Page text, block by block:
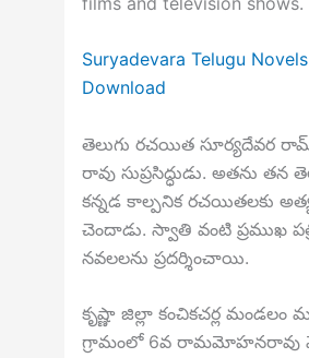
Suryadevara Telugu
Download
తెలుగు రచయిత సూర్యదేవర
రావు సుప్రసిద్ధుడు. అతను తన
కన్నడ కాల్పనిక రచయితలకు
చెందాడు. స్వాతి వంటి ప్రముఖ
నవలలను ప్రదర్శించాయి.
కృష్ణా జిల్లా కంచికచర్ల మండలం
గ్రామంలో 6వ రామమోహనరావు